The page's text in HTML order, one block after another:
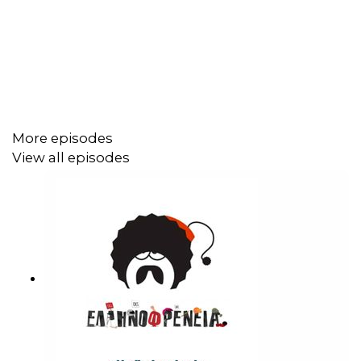
More episodes
View all episodes